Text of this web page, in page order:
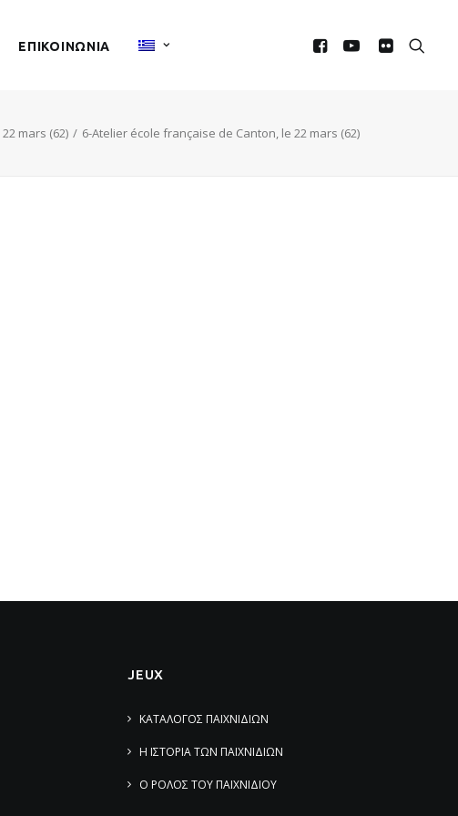
ΕΠΙΚΟΙΝΩΝIΑ
mars (62) 6-Atelier école française de Canton, le 22 mars (62)
JEUX
ΚΑΤΑΛΟΓΟΣ ΠΑΙΧΝΙΔΙΩΝ
Η ΙΣΤΟΡΙΑ ΤΩΝ ΠΑΙΧΝΙΔΙΩΝ
Ο ΡΟΛΟΣ ΤΟΥ ΠΑΙΧΝΙΔΙΟΥ